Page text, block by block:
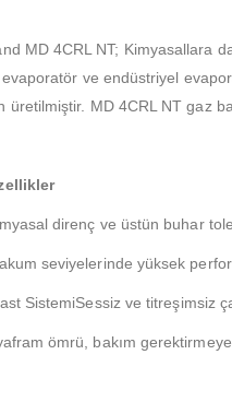
MD 4CRL NT; Kimyasallara
ve endüstriyel
üretilmiştir. MD 4CRL NT gaz
direnç ve üstün buhar
seviyelerinde yüksek
SistemiSessiz ve titreşimsiz
ömrü, bakım